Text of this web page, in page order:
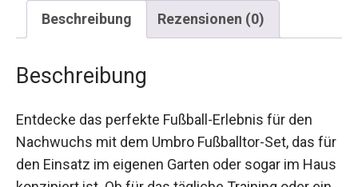
Beschreibung Rezensionen (0)
Beschreibung
Entdecke das perfekte Fußball-Erlebnis für den
Nachwuchs mit dem Umbro Fußballtor-Set, das
für den Einsatz im eigenen Garten oder sogar im
Haus konzipiert ist. Ob für das tägliche Training